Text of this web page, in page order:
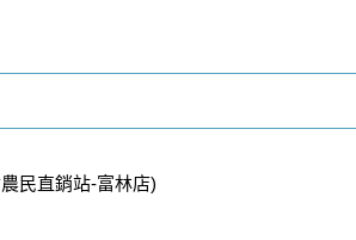
民直銷站-富林店)